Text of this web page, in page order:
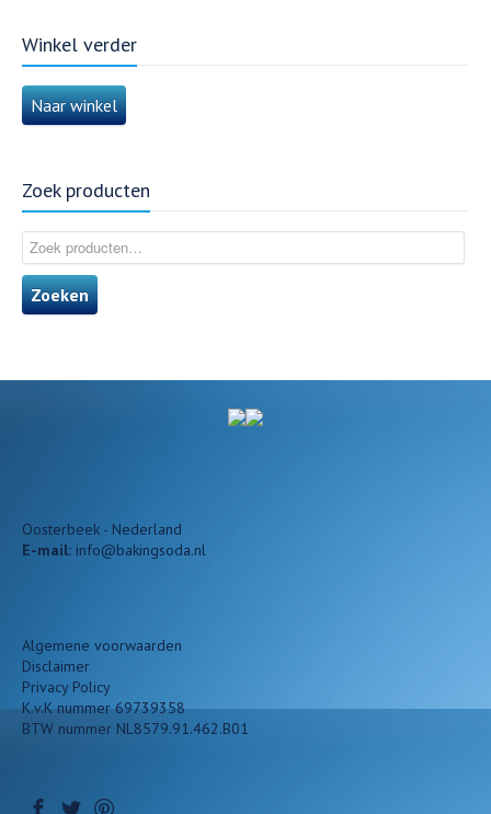
Winkel verder
Naar winkel
Zoek producten
Zoeken
Oosterbeek - Nederland
E-mail: info@bakingsoda.nl
Algemene voorwaarden
Disclaimer
Privacy Policy
K.v.K nummer 69739358
BTW nummer NL8579.91.462.B01